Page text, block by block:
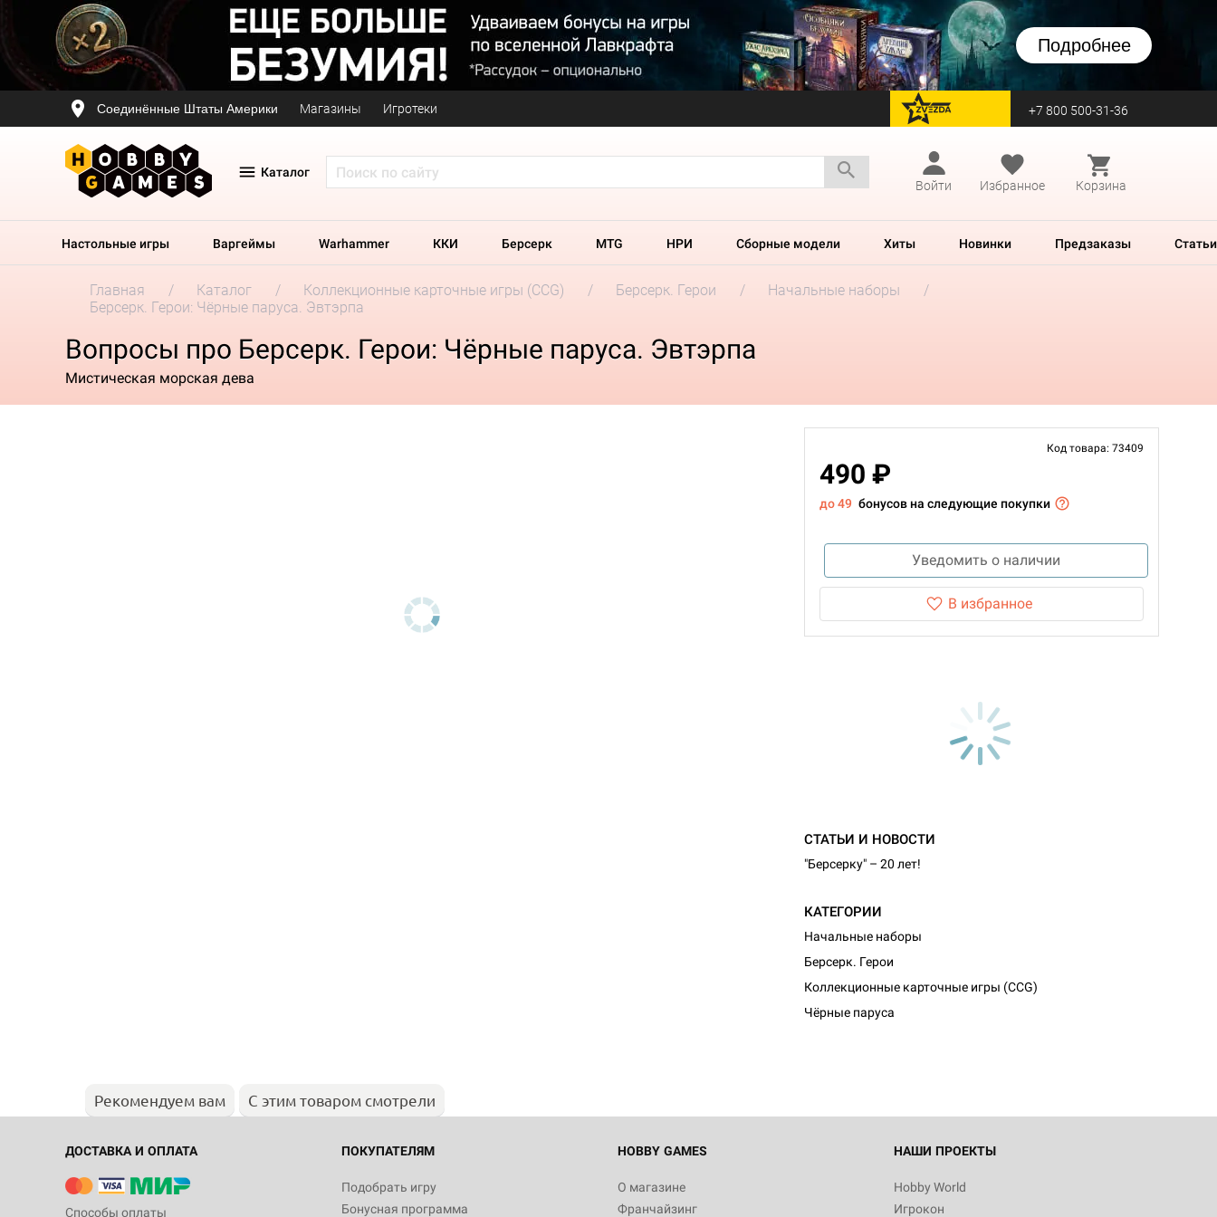
Подробнее
Соединённые Штаты Америки Магазины Игротеки перейти на Zvezda +7 800 500-31-36
Каталог
Войти
Избранное Корзина
Настольные игры Варгеймы Warhammer ККИ Берсерк MTG НРИ Сборные модели Хиты Новинки Предзаказы Статьи
Главная Каталог Коллекционные карточные игры (CCG) Берсерк. Герои
Начальные наборы
Берсерк. Герои: Чёрные паруса. Эвтэрпа
Вопросы про Берсерк. Герои: Чёрные паруса. Эвтэрпа
Мистическая морская дева
Код товара: 73409
490 ₽
до 49 бонусов на следующие покупки
Уведомить о наличии
В избранное
СТАТЬИ И НОВОСТИ
"Берсерку" – 20 лет!
КАТЕГОРИИ
Начальные наборы
Берсерк. Герои
Коллекционные карточные игры (CCG)
Чёрные паруса
Рекомендуем вам С этим товаром смотрели
ДОСТАВКА И ОПЛАТА
Способы оплаты
ПОКУПАТЕЛЯМ
Подобрать игру
Бонусная программа
HOBBY GAMES
О магазине
Франчайзинг
НАШИ ПРОЕКТЫ
Hobby World
Игрокон